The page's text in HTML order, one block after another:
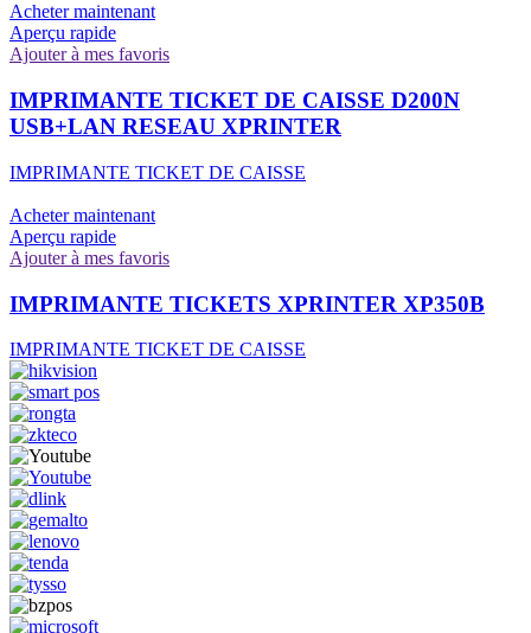
Acheter maintenant
Aperçu rapide
Ajouter à mes favoris
IMPRIMANTE TICKET DE CAISSE D200N
USB+LAN RESEAU XPRINTER
IMPRIMANTE TICKET DE CAISSE
Acheter maintenant
Aperçu rapide
Ajouter à mes favoris
IMPRIMANTE TICKETS XPRINTER XP350B
IMPRIMANTE TICKET DE CAISSE